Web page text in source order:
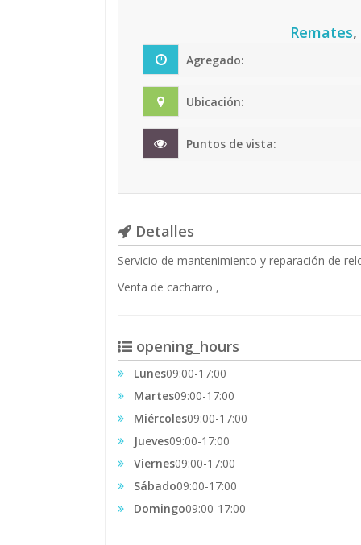
Remates,
Agregado:
Ubicación:
Puntos de vista:
Detalles
Servicio de mantenimiento y reparación de
Venta de cacharro ,
opening_hours
Lunes09:00-17:00
Martes09:00-17:00
Miércoles09:00-17:00
Jueves09:00-17:00
Viernes09:00-17:00
Sábado09:00-17:00
Domingo09:00-17:00